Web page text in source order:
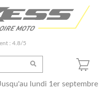
: 4.8/5
lundi 1er septembre